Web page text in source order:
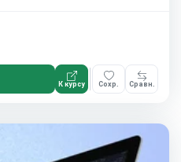
К курсу Сохр. Сравн.